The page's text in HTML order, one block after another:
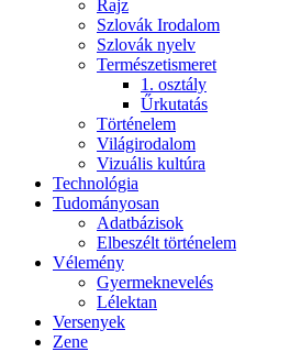
Rajz
Szlovák Irodalom
Szlovák nyelv
Természetismeret
1. osztály
Űrkutatás
Történelem
Világirodalom
Vizuális kultúra
Technológia
Tudományosan
Adatbázisok
Elbeszélt történelem
Vélemény
Gyermeknevelés
Lélektan
Versenyek
Zene